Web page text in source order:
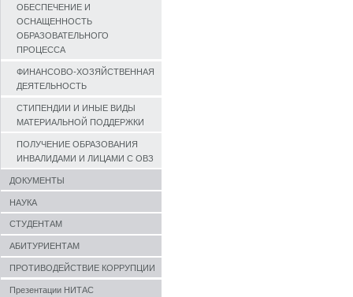
ОБЕСПЕЧЕНИЕ И
ОСНАЩЕННОСТЬ
ОБРАЗОВАТЕЛЬНОГО
ПРОЦЕССА
ФИНАНСОВО-ХОЗЯЙСТВЕННАЯ
ДЕЯТЕЛЬНОСТЬ
СТИПЕНДИИ И ИНЫЕ ВИДЫ
МАТЕРИАЛЬНОЙ ПОДДЕРЖКИ
ПОЛУЧЕНИЕ ОБРАЗОВАНИЯ
ИНВАЛИДАМИ И ЛИЦАМИ С ОВЗ
ДОКУМЕНТЫ
НАУКА
СТУДЕНТАМ
АБИТУРИЕНТАМ
ПРОТИВОДЕЙСТВИЕ КОРРУПЦИИ
Презентации НИТАС